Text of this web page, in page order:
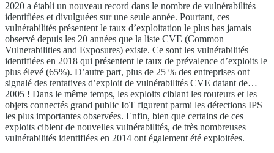
2020 a établi un nouveau record dans le nombre de vulnérabilités
identifiées et divulguées sur une seule année. Pourtant, ces
vulnérabilités présentent le taux d’exploitation le plus bas jamais
observé depuis les 20 années que la liste CVE (Common
Vulnerabilities and Exposures) existe. Ce sont les vulnérabilités
identifiées en 2018 qui présentent le taux de prévalence d’exploits le
plus élevé (65%). D’autre part, plus de 25 % des entreprises ont
signalé des tentatives d’exploit de vulnérabilités CVE datant de…
2005 ! Dans le même temps, les exploits ciblant les routeurs et les
objets connectés grand public IoT figurent parmi les détections IPS
les plus importantes observées. Enfin, bien que certains de ces
exploits ciblent de nouvelles vulnérabilités, de très nombreuses
vulnérabilités identifiées en 2014 ont également été exploitées.